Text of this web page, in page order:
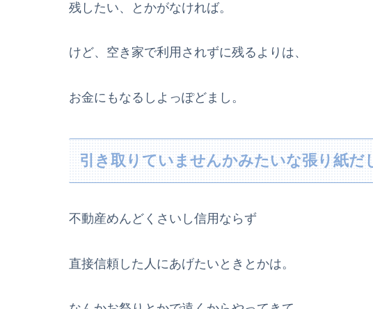
残したい、とかがなければ。
けど、空き家で利用されずに残るよりは、
お金にもなるしよっぽどまし。
引き取りていませんかみたいな張り紙だ
不動産めんどくさいし信用ならず
直接信頼した人にあげたいときとかは。